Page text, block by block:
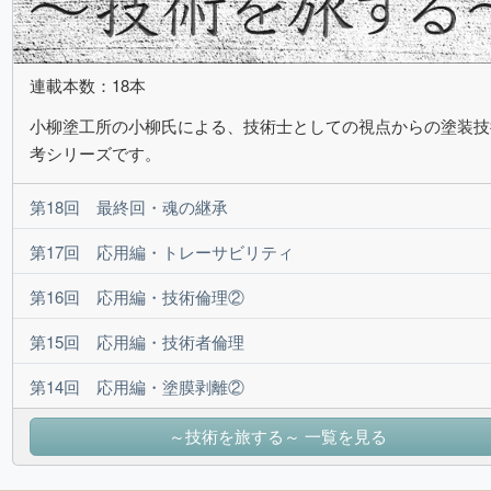
連載本数：18本
小柳塗工所の小柳氏による、技術士としての視点からの塗装
考シリーズです。
第18回 最終回・魂の継承
第17回 応用編・トレーサビリティ
第16回 応用編・技術倫理②
第15回 応用編・技術者倫理
第14回 応用編・塗膜剥離②
～技術を旅する～ 一覧を見る